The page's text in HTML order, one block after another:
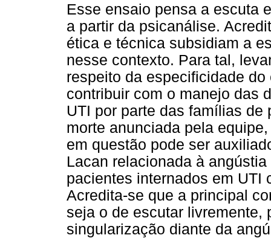
Esse ensaio pensa a escuta
a partir da psicanálise.
ética e técnica subsidiam a
nesse contexto. Para tal,
respeito da especificidade
contribuir com o manejo das
UTI por parte das famílias
morte anunciada pela
em questão pode ser
Lacan relacionada à
pacientes internados em UTI
Acredita-se que a principal
seja o de escutar livremente,
singularização diante da